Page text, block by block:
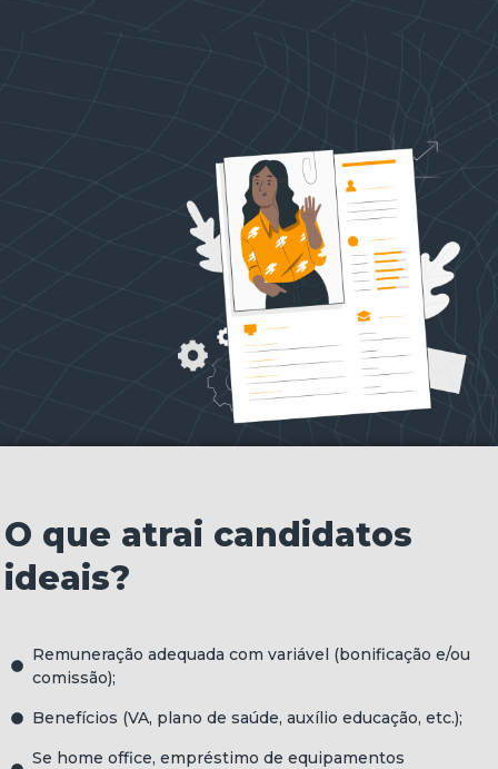
O que atrai candidatos
ideais?
Remuneração adequada com variável (bonificação e/ou
comissão);
Benefícios (VA, plano de saúde, auxílio educação, etc.);
Se home office, empréstimo de equipamentos